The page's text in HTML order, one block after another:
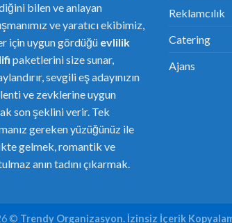
bilen ve anlayan
ve yaratıcı ekibimiz,
için uygun gördüğü evlilik
paketlerini size sunar,
sevgili eş adayınızın
ve zevklerine uygun
son şeklini verir. Tek
gereken yüzüğünüz ile
gelmek, romantik ve
anın tadını çıkarmak.
Reklamcılık
Catering
Ajans
© Trendy Organizasyon. İzinsiz İçerik